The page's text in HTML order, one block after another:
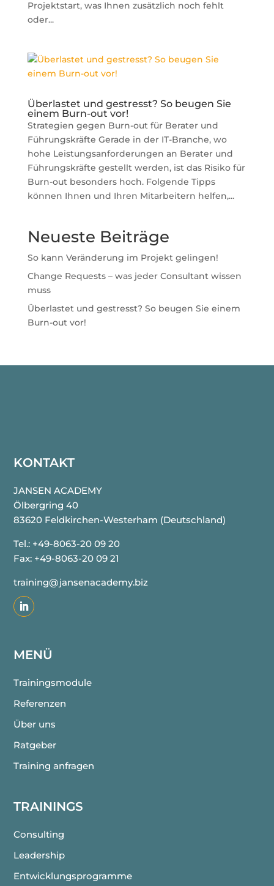
Projektstart, was Ihnen zusätzlich noch fehlt
oder...
Überlastet und gestresst? So beugen Sie
einem Burn-out vor!
Strategien gegen Burn-out für Berater und
Führungskräfte Gerade in der IT-Branche, wo
hohe Leistungsanforderungen an Berater und
Führungskräfte gestellt werden, ist das Risiko für
Burn-out besonders hoch. Folgende Tipps
können Ihnen und Ihren Mitarbeitern helfen,...
Neueste Beiträge
So kann Veränderung im Projekt gelingen!
Change Requests – was jeder Consultant wissen
muss
Überlastet und gestresst? So beugen Sie einem
Burn-out vor!
KONTAKT
JANSEN ACADEMY
Ölbergring 40
83620 Feldkirchen-Westerham (Deutschland)
Tel.: +49-8063-20 09 20
Fax: +49-8063-20 09 21
training@jansenacademy.biz
MENÜ
Trainingsmodule
Referenzen
Über uns
Ratgeber
Training anfragen
TRAININGS
Consulting
Leadership
Entwicklungsprogramme